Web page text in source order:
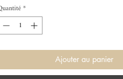
*
Ajouter au panier